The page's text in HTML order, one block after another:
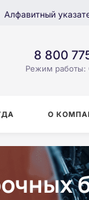
Алфавитный
8 800
Режим работы:
О